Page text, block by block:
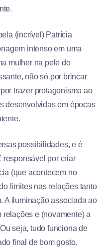
(incrível) Patrícia
intenso em uma
mulher na pele do
não só por brincar
trazer protagonismo ao
desenvolvidas em épocas
possibilidades, e é
responsável por criar
(que acontecem no
limites nas relações tanto
A iluminação associada ao
e (novamente) a
seja, tudo funciona de
final de bom gosto.